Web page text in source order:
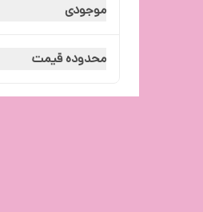
موجودی
محدوده قیمت